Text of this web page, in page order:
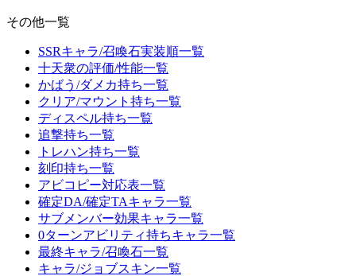
その他一覧
SSRキャラ/召喚石実装順一覧
十天衆の評価/性能一覧
かばう/ダメカ持ち一覧
クリア/マウント持ち一覧
ディスペル持ち一覧
追撃持ち一覧
トレハン持ち一覧
刻印持ち一覧
アビコピー対応表一覧
確定DA/確定TAキャラ一覧
サブメンバー効果キャラ一覧
0ターンアビリティ持ちキャラ一覧
最終キャラ/召喚石一覧
キャラ/ジョブスキン一覧